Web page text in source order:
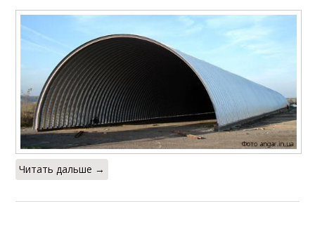
Читать дальше →